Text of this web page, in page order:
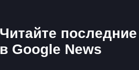
Читайте
в Google News